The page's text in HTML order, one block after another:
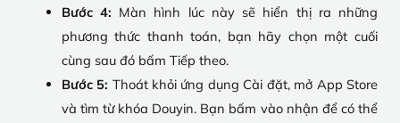
Bước 4: Màn hình lúc này sẽ hiển thị ra những
phương thức thanh toán, bạn hãy chọn một cuối
cùng sau đó bấm Tiếp theo.
Bước 5: Thoát khỏi ứng dụng Cài đặt, mở App Store
và tìm từ khóa Douyin. Bạn bấm vào nhận để có thể